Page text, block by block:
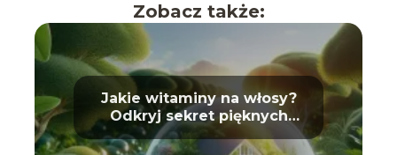
Zobacz także:
Jakie witaminy na włosy?
Odkryj sekret pięknych
loków